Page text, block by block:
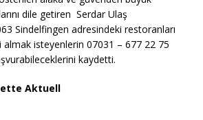
dile getiren Serdar Ulaş
Sindelfingen adresindeki restoranları
almak isteyenlerin 07031 – 677 22 75
kaydetti.
Aktuell